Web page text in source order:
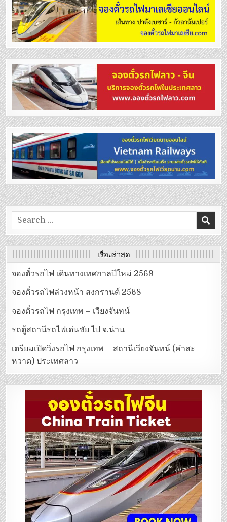
Search
for:
เรื่องล่าสุด
จองตั๋วรถไฟ เดินทางเทศกาลปีใหม่ 2569
จองตั๋วรถไฟล่วงหน้า สงกรานต์ 2568
จองตั๋วรถไฟ กรุงเทพ – เวียงจันทน์
รถตู้สถานีรถไฟเด่นชัย ไป จ.น่าน
เตรียมเปิดวิ่งรถไฟ กรุงเทพ – สถานีเวียงจันทน์ (คำสะ
หวาด) ประเทศลาว